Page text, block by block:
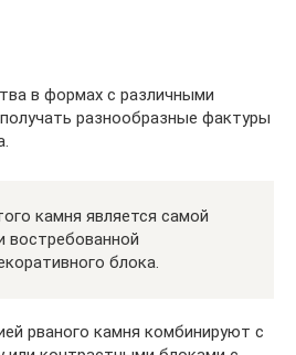
в формах с различными
разнообразные фактуры
камня является самой
востребованной
блока.
рваного камня комбинируют с